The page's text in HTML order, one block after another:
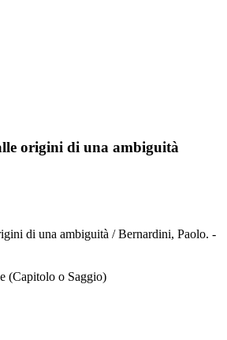
origini di una ambiguità
di una ambiguità / Bernardini, Paolo. -
(Capitolo o Saggio)